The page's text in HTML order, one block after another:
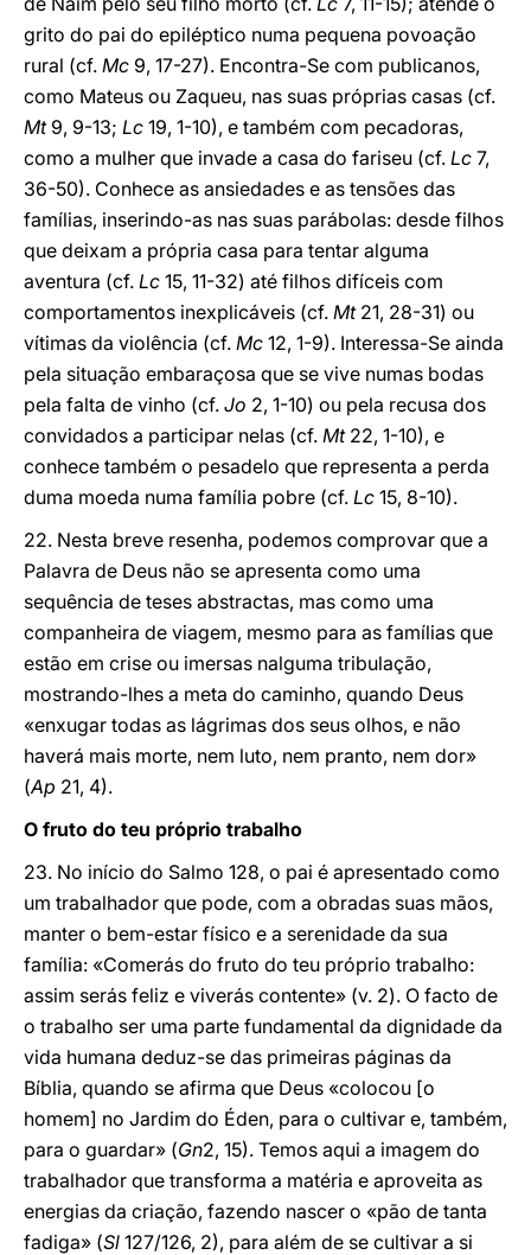
grito do pai do epiléptico numa pequena povoação
rural (cf. Mc 9, 17-27). Encontra-Se com publicanos,
como Mateus ou Zaqueu, nas suas próprias casas (cf.
Mt9, 9-13; Lc 19, 1-10), e também com pecadoras,
como a mulher que invade a casa do fariseu (cf. Lc 7,
36-50). Conhece as ansiedades e as tensões das
famílias, inserindo-as nas suas parábolas: desde filhos
que deixam a própria casa para tentar alguma
aventura (cf. Lc 15, 11-32) até filhos difíceis com
comportamentos inexplicáveis (cf. Mt21, 28-31) ou
vítimas da violência (cf. Mc 12, 1-9). Interessa-Se ainda
pela situação embaraçosa que se vive numas bodas
pela falta de vinho (cf. Jo 2, 1-10) ou pela recusa dos
convidados a participar nelas (cf. Mt22, 1-10), e
conhece também o pesadelo que representa a perda
duma moeda numa família pobre (cf. Lc 15, 8-10).
22. Nesta breve resenha, podemos comprovar que a
Palavra de Deus não se apresenta como uma
sequência de teses abstractas, mas como uma
companheira de viagem, mesmo para as famílias que
estão em crise ou imersas nalguma tribulação,
mostrando-lhes a meta do caminho, quando Deus
«enxugar todas as lágrimas dos seus olhos, e não
haverá mais morte, nem luto, nem pranto, nem dor»
(Ap 21, 4).
O fruto do teu próprio trabalho
23. No início do Salmo 128, o pai é apresentado como
um trabalhador que pode, com a obradas suas mãos,
manter o bem-estar físico e a serenidade da sua
família: «Comerás do fruto do teu próprio trabalho:
assim serás feliz e viverás contente» (v. 2). O facto de
o trabalho ser uma parte fundamental da dignidade da
vida humana deduz-se das primeiras páginas da
Bíblia, quando se afirma que Deus «colocou [o
homem] no Jardim do Éden, para o cultivar e, também,
para o guardar» (Gn2, 15). Temos aqui a imagem do
trabalhador que transforma a matéria e aproveita as
energias da criação, fazendo nascer o «pão de tanta
fadiga» (Sl 127/126, 2), para além de se cultivar a si